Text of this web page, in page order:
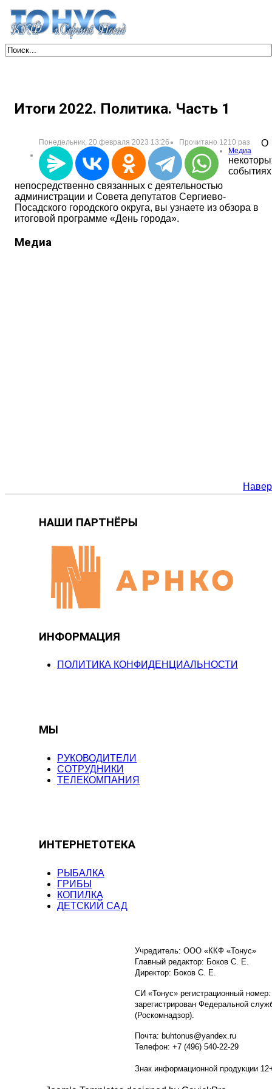
Итоги 2022. Политика. Часть 1
Понедельник, 20 февраля 2023 13:26
Прочитано 1210 раз
Медиа
О
непосредственно связанных с деятельностью
администрации и Совета депутатов Сергиево-
Посадского городского округа, вы узнаете из обзора в
итоговой программе «День города».
Медиа
НАШИ ПАРТНЁРЫ
ИНФОРМАЦИЯ
ПОЛИТИКА КОНФИДЕНЦИАЛЬНОСТИ
МЫ
РУКОВОДИТЕЛИ
СОТРУДНИКИ
ТЕЛЕКОМПАНИЯ
ИНТЕРНЕТОТЕКА
РЫБАЛКА
ГРИБЫ
КОПИЛКА
ДЕТСКИЙ САД
Учредитель: ООО «ККФ «Тонус»
Главный редактор: Боков С. Е.
Директор: Боков С. Е.
СИ «Тонус» регистрационный
зарегистрирован Федеральной
(Роскомнадзор).
Почта: buhtonus@yandex.ru
Телефон: +7 (496) 540-22-29
Знак информационной продукции